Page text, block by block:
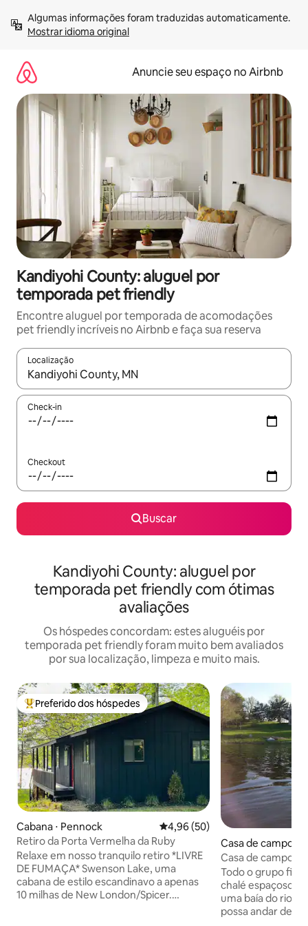
para
Mostrar idioma original
Anuncie seu espaço no Airbnb
Kandiyohi County: aluguel por
temporada pet friendly
Encontre aluguel por temporada de acomodações
pet friendly incríveis no Airbnb e faça sua reserva
Localização
Quando os resultados estiverem disponíveis, explore-os
Check-in
Checkout
Buscar
Kandiyohi County: aluguel por
temporada pet friendly com ótimas
avaliações
Os hóspedes concordam: estes aluguéis por
temporada pet friendly foram muito bem avaliados
por sua localização, limpeza e muito mais.
Entre os melhores preferidos dos hóspedes
Preferido dos hóspedes
Cabana ⋅ Pennock 4,96 de uma avaliação média
4,96 (50)
Retiro da Porta Vermelha da Ruby
Relaxe em nosso tranquilo retiro *LIVRE
DE FUMAÇA* Swenson Lake, uma
cabana de estilo escandinavo a apenas
10 milhas de New London/Spicer.
Casa de campo ⋅
n
Casa de campo à
quartos, 4 decks,
Todo o grupo
chalé espaçoso e
uma baía do rio
possa andar de